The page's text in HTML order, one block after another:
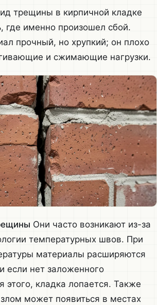
трещины в кирпичной кладке
где именно произошел сбой.
прочный, но хрупкий; он плохо
и сжимающие нагрузки.
Они часто возникают из-за
температурных швов. При
материалы расширяются
если нет заложенного
этого, кладка лопается. Также
может появиться в местах